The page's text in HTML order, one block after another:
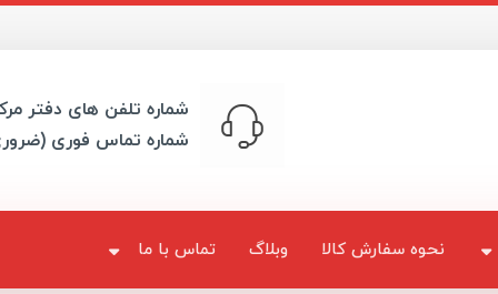
شماره تلفن های دفتر
شماره تماس فوری
نحوه سفارش کالا وبلاگ تماس با ما